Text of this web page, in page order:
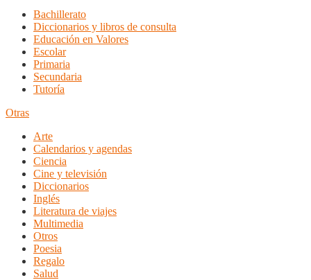
Bachillerato
Diccionarios y libros de consulta
Educación en Valores
Escolar
Primaria
Secundaria
Tutoría
Otras
Arte
Calendarios y agendas
Ciencia
Cine y televisión
Diccionarios
Inglés
Literatura de viajes
Multimedia
Otros
Poesia
Regalo
Salud